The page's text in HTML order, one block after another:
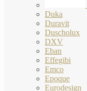
Duka
Duravit
Duscholux
DXV
Eban
Effegibi
Emco
Epoque
Eurodesign